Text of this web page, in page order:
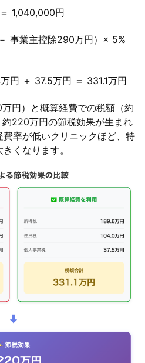
1,040,000円
事業主控除290万円）× 5%
円 ＋ 37.5万円 ＝ 331.1万円
円）と概算経費での税額（約
220万円の節税効果が生まれ
率が低いクリニックほど、特
くなります。